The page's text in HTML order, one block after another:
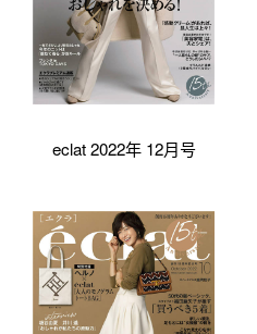
eclat 2022年 12月号